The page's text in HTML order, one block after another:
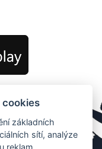
cookies
základních
sítí, analýze
reklam.